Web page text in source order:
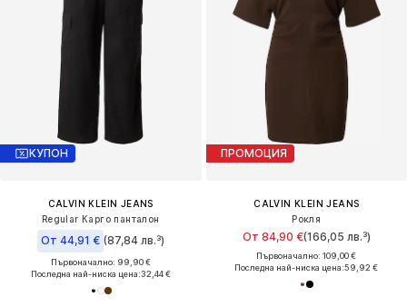
КУПОН
CALVIN KLEIN JEANS
Regular Карго панталон
От 44,91 € (87,84 лв.³)
Първоначално: 99,90 €
Последна най-ниска цена:32,44 €
ПРОМОЦИЯ
CALVIN KLEIN JEANS
Рокля
От 84,90 €(166,05 лв.³)
Първоначално: 109,00 €
Последна най-ниска цена:59,92 €